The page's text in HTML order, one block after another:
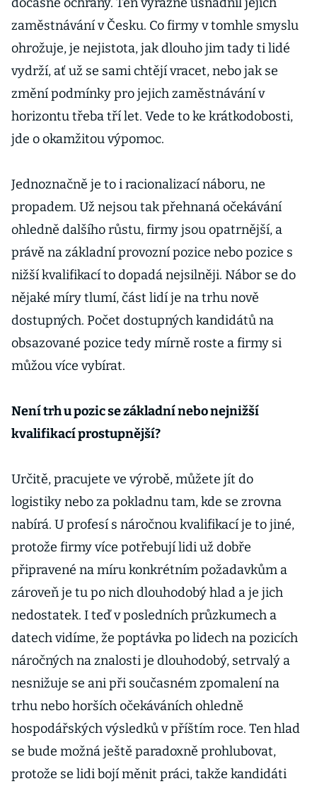
zaměstnávání v Česku. Co firmy v tomhle smyslu
ohrožuje, je nejistota, jak dlouho jim tady ti lidé
vydrží, ať už se sami chtějí vracet, nebo jak se
změní podmínky pro jejich zaměstnávání v
horizontu třeba tří let. Vede to ke krátkodobosti,
jde o okamžitou výpomoc.
Jednoznačně je to i racionalizací náboru, ne
propadem. Už nejsou tak přehnaná očekávání
ohledně dalšího růstu, firmy jsou opatrnější, a
právě na základní provozní pozice nebo pozice s
nižší kvalifikací to dopadá nejsilněji. Nábor se do
nějaké míry tlumí, část lidí je na trhu nově
dostupných. Počet dostupných kandidátů na
obsazované pozice tedy mírně roste a firmy si
můžou více vybírat.
Není trh u pozic se základní nebo nejnižší
kvalifikací prostupnější?
Určitě, pracujete ve výrobě, můžete jít do
logistiky nebo za pokladnu tam, kde se zrovna
nabírá. U profesí s náročnou kvalifikací je to jiné,
protože firmy více potřebují lidi už dobře
připravené na míru konkrétním požadavkům a
zároveň je tu po nich dlouhodobý hlad a je jich
nedostatek. I teď v posledních průzkumech a
datech vidíme, že poptávka po lidech na pozicích
náročných na znalosti je dlouhodobý, setrvalý a
nesnižuje se ani při současném zpomalení na
trhu nebo horších očekáváních ohledně
hospodářských výsledků v příštím roce. Ten hlad
se bude možná ještě paradoxně prohlubovat,
protože se lidi bojí měnit práci, takže kandidáti